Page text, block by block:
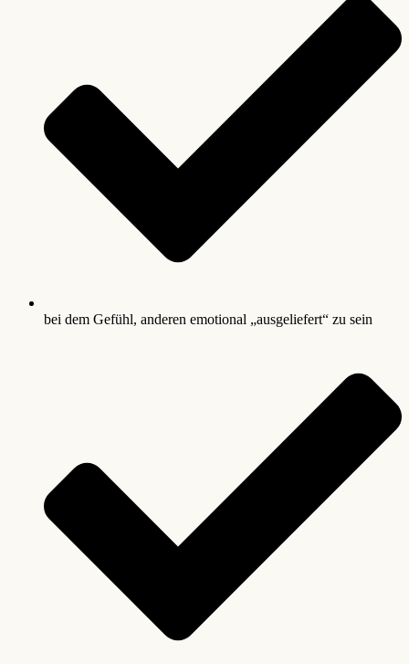
bei dem Gefühl, anderen emotional „ausgeliefert“ zu sein